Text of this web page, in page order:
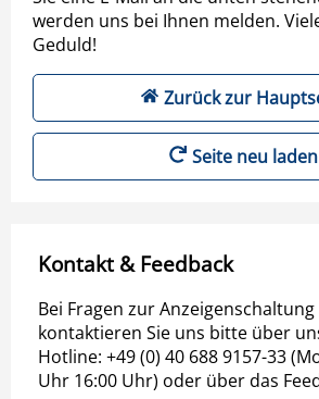
werden uns bei Ihnen melden.
Geduld!
Zurück zur
Seite neu laden
Kontakt & Feedback
Bei Fragen zur
kontaktieren Sie uns bitte über
Hotline: +49 (0) 40 688 9157-33
Uhr 16:00 Uhr) oder über das